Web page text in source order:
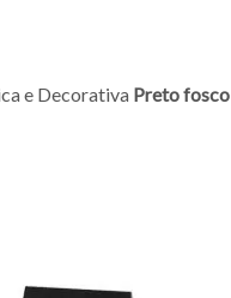
e Decorativa Preto fosco